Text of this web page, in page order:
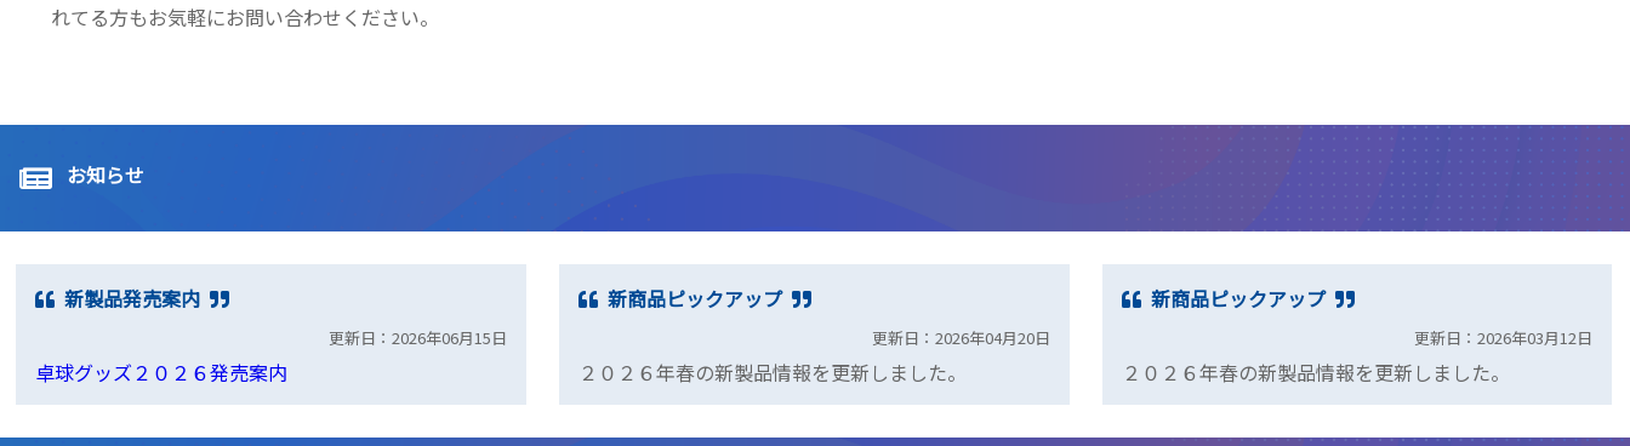
れてる方もお気軽にお問い合わせください。
お知らせ
新製品発売案内
更新日：2026年06月15日
卓球グッズ２０２６発売案内
新商品ピックアップ
更新日：2026年04月20日
２０２６年春の新製品情報を更新しました。
新商品ピックアップ
更新日：2026年03月12日
２０２６年春の新製品情報を更新しました。